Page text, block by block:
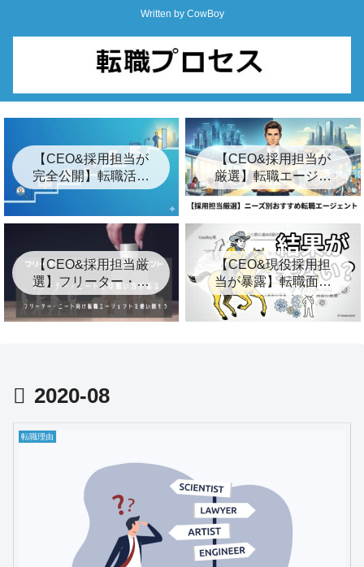
Written by CowBoy
【CEO&採用担当が
完全公開】転職活動
の始め方ロードマッ
順」
【CEO&採用担当が
厳選】転職エージェ
ントおすすめ24選&
裏事情【2026年最
【CEO&採用担当厳
選】フリーター・ニ
ート向けおすすめ転
職エージェント8選
【CEO&現役採用担
当が暴露】転職面接
の結果が遅い3つの裏
事情とは？【キー
2020-08
転職理由